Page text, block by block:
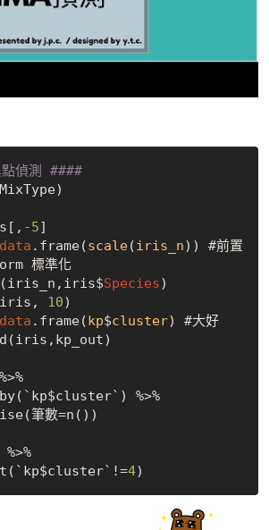
偵測 ####
-5
data .frame(scale(iris_n)) #前置
標準化
Species
10
data .frame(kp$cluster) #大好
subset(`kp$cluster`!=
4